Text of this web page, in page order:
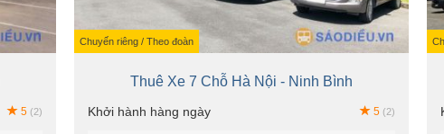
5 (2)
Chuyến riêng / Theo đoàn
Thuê Xe 7 Chỗ Hà Nội - Ninh Bình
Khởi hành hàng ngày 5 (2)